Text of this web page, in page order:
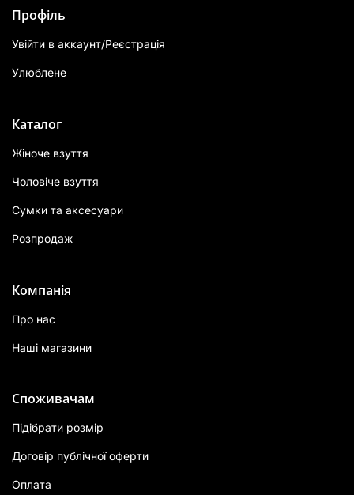
Профіль
Увійти в аккаунт/Реєстрація
Улюблене
Каталог
Жіноче взуття
Чоловіче взуття
Сумки та аксесуари
Розпродаж
Компанія
Про нас
Наші магазини
Споживачам
Підібрати розмір
Договір публічної оферти
Оплата